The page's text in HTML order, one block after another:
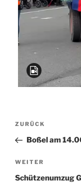
Vorheriger
Beitrag
ZURÜCK
Boßel am
Nächster
Beitrag
WEITER
Schützenumzug